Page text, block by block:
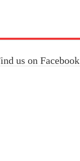
us on Facebook